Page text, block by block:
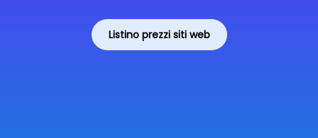
Listino prezzi siti web